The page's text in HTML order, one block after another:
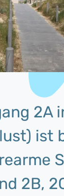
2A
ist
2B,